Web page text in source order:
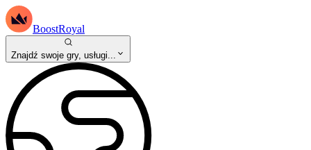
BoostRoyal
Znajdź swoje gry, usługi...